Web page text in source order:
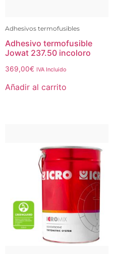
Adhesivos termofusibles
Adhesivo termofusible
Jowat 237.50 incoloro
369,00€ IVA Incluido
Añadir al carrito